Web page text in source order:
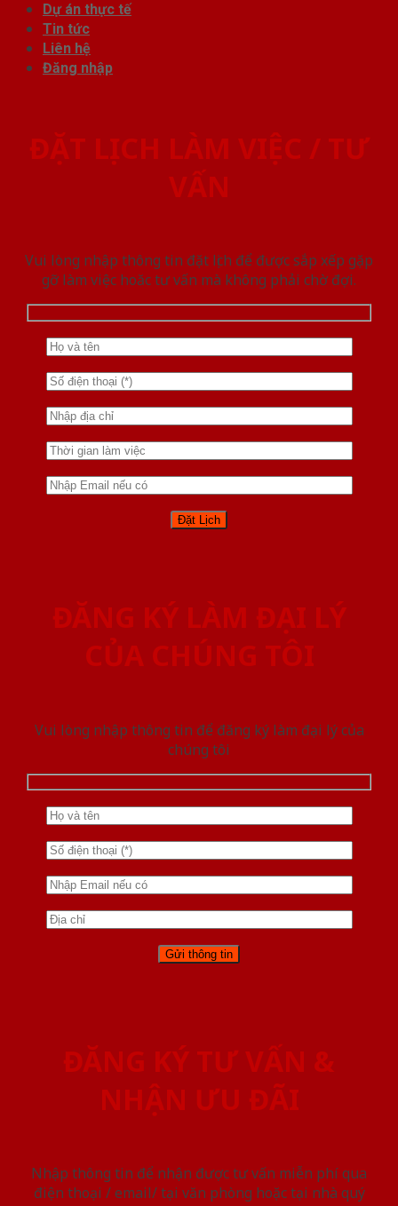
Dự án thực tế
Tin tức
Liên hệ
Đăng nhập
ĐẶT LỊCH LÀM VIỆC / TƯ
VẤN
Vui lòng nhập thông tin đặt lịch để được sắp xếp gặp
gỡ làm việc hoăc tư vấn mà không phải chờ đợi.
ĐĂNG KÝ LÀM ĐẠI LÝ
CỦA CHÚNG TÔI
Vui lòng nhập thông tin để đăng ký làm đại lý của
chúng tôi
ĐĂNG KÝ TƯ VẤN &
NHẬN ƯU ĐÃI
Nhập thông tin để nhận được tư vấn miễn phí qua
điện thoại / email/ tại văn phòng hoặc tại nhà quý